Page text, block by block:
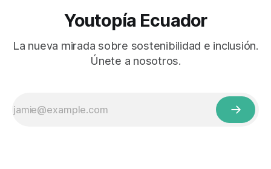
Youtopía Ecuador
La nueva mirada sobre sostenibilidad e inclusión.
Únete a nosotros.